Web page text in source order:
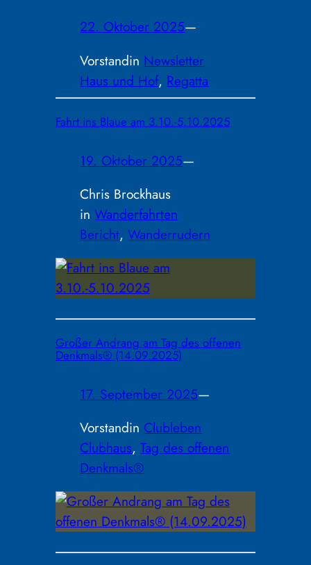
22. Oktober 2025—
Vorstandin Newsletter
Haus und Hof, Regatta
Fahrt ins Blaue am 3.10.-5.10.2025
19. Oktober 2025—
Chris Brockhaus
inWanderfahrten
Bericht, Wanderrudern
Großer Andrang am Tag des offenen
Denkmals® (14.09.2025)
17. September 2025—
Vorstandin Clubleben
Clubhaus, Tag des offenen
Denkmals®